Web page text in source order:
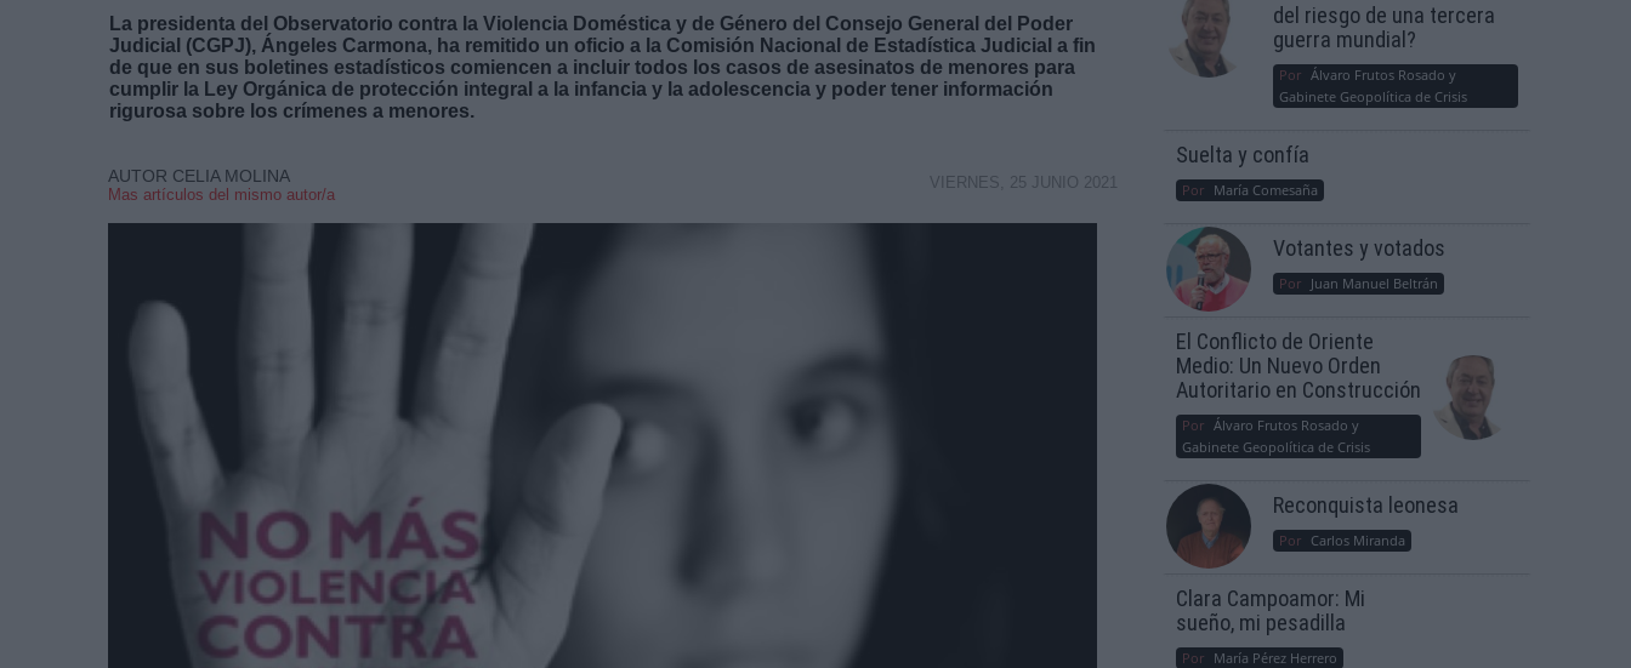
La presidenta del Observatorio contra la Violencia Doméstica y de Género del Consejo General del Poder
Judicial (CGPJ), Ángeles Carmona, ha remitido un oficio a la Comisión Nacional de Estadística Judicial a fin
de que en sus boletines estadísticos comiencen a incluir todos los casos de asesinatos de menores para
cumplir la Ley Orgánica de protección integral a la infancia y la adolescencia y poder tener información
rigurosa sobre los crímenes a menores.
AUTOR CELIA MOLINA
Mas artículos del mismo autor/a
VIERNES, 25 JUNIO 2021
del riesgo de una tercera
guerra mundial?
Por Álvaro Frutos Rosado y
Gabinete Geopolítica de Crisis
Suelta y confía
Por María Comesaña
Votantes y votados
Por Juan Manuel Beltrán
El Conflicto de Oriente
Medio: Un Nuevo Orden
Autoritario en Construcción
Por Álvaro Frutos Rosado y
Gabinete Geopolítica de Crisis
Reconquista leonesa
Por Carlos Miranda
Clara Campoamor: Mi
sueño, mi pesadilla
Por María Pérez Herrero